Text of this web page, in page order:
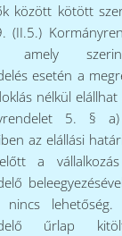
között kötött
(II.5.)
amely
esetén a
nélkül
5. §
az elállási
a
nincs
űrlap